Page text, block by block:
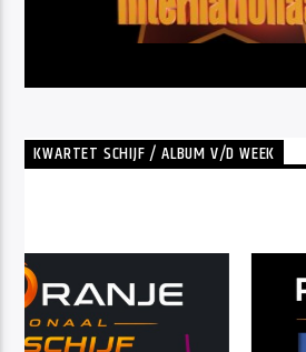
KWARTET SCHIJF / ALBUM V/D WEEK